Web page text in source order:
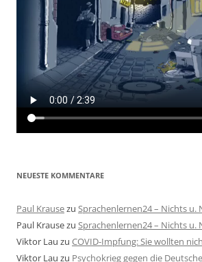
NEUESTE KOMMENTARE
Paul Krausezu Sprachenlernen24 – Nichts u.
Paul Krausezu Sprachenlernen24 – Nichts u.
Viktor Lau zu COVID-Impfung: Sie wollten
Viktor Lau zu Psychokrieg gegen die